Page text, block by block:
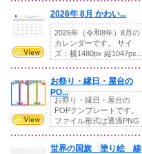
2026年 8月 かわい...
2026年（令和8年）8月の
カレンダーです。 サイ
ズ：横1480px 縦1047px...
お祭り・縁日・屋台の
PO...
お祭り・縁日・屋台の
POPテンプレートです。
ファイル形式は透過PNG
世界の国旗 塗り絵 線